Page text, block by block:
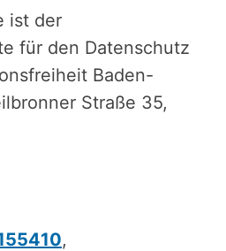
ist der
für den Datenschutz
Baden-
Straße 35,
,